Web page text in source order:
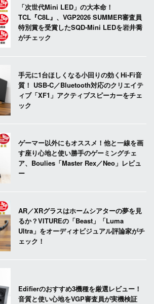
「次世代Mini LED」の大本命！
TCL『C8L』、VGP2026 SUMMER審査員
特別賞を受賞したSQD-Mini LEDを岩井喬
がチェック
手元に1台ほしくなる小回りの効くHi-Fi音
質！ USB-C／Bluetooth対応のクリエイテ
ィブ「XF1」アクティブスピーカーをチェ
ック
ゲーマー以外にもオススメ！他と一線を画
す座り心地と使い勝手のゲーミングチェ
ア、Boulies「Master Rex／Neo」レビュ
ー
AR／XRグラスはホームシアターの夢を見
るか？VITUREの「Beast」「Luma
Ultra」をオーディオビジュアル評論家がチ
ェック！
Edifierのおすすめ3機種を厳選レビュー！
音質と使い心地をVGP審査員が実機検証